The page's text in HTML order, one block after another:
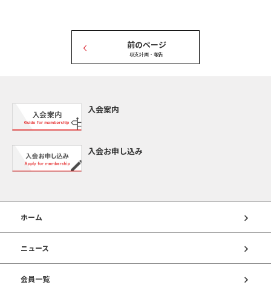
< 前のページ
収支計画・報告
入会案内
入会お申し込み
ホーム
ニュース
会員一覧